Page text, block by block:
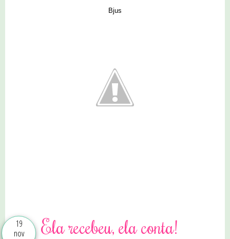
Bjus
19
nov
Ela recebeu, ela conta!